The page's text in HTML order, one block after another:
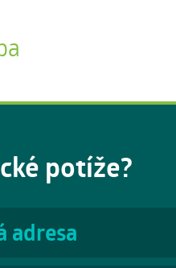
potíže?